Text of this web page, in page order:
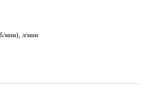
мин), л/мин